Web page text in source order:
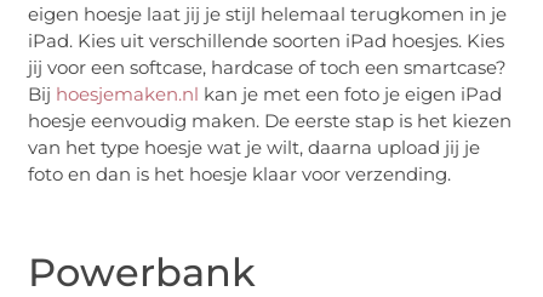
eigen hoesje laat jij je stijl helemaal terugkomen in je
iPad. Kies uit verschillende soorten iPad hoesjes. Kies
jij voor een softcase, hardcase of toch een smartcase?
Bij hoesjemaken.nl kan je met een foto je eigen iPad
hoesje eenvoudig maken. De eerste stap is het kiezen
van het type hoesje wat je wilt, daarna upload jij je
foto en dan is het hoesje klaar voor verzending.
Powerbank